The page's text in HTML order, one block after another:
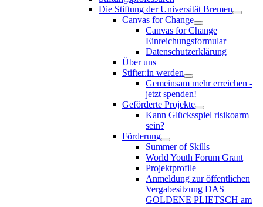
Die Stiftung der Universität Bremen
Canvas for Change
Canvas for Change
Einreichungsformular
Datenschutzerklärung
Über uns
Stifter:in werden
Gemeinsam mehr erreichen -
jetzt spenden!
Geförderte Projekte
Kann Glücksspiel risikoarm
sein?
Förderung
Summer of Skills
World Youth Forum Grant
Projektprofile
Anmeldung zur öffentlichen
Vergabesitzung DAS
GOLDENE PLIETSCH am